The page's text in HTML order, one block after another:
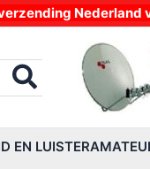
vanaf
EN